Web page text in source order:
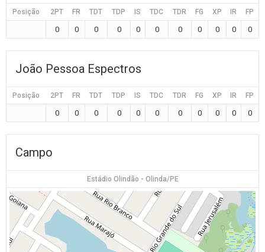
Posição 2PT FR TDT TDP IS TDC TDR FG XP IR FP
0 0 0 0 0 0 0 0 0 0 0
João Pessoa Espectros
Posição 2PT FR TDT TDP IS TDC TDR FG XP IR FP
0 0 0 0 0 0 0 0 0 0 0
Campo
Estádio Olindão - Olinda/PE